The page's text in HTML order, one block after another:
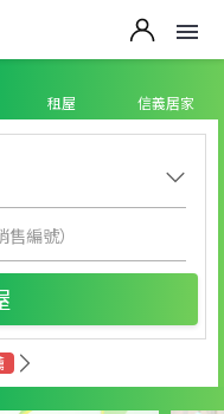
租屋 信義居家